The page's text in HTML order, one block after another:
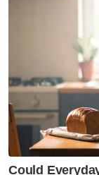
terkorban
Selain itu
komunikasi
timbul
pihak
"Kita perlu
Malaysia ini
penguat